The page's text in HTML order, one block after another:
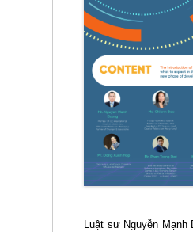
Luật sư Nguyễn